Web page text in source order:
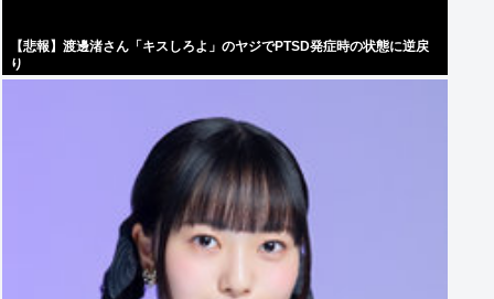
【悲報】渡邊渚さん「キスしろよ」のヤジでPTSD発症時の状態に逆戻
り